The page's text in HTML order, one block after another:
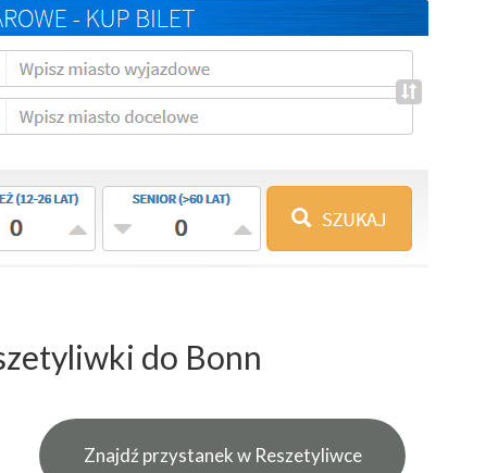
Znajdź przystanek w Reszetyliwce
do Bonn